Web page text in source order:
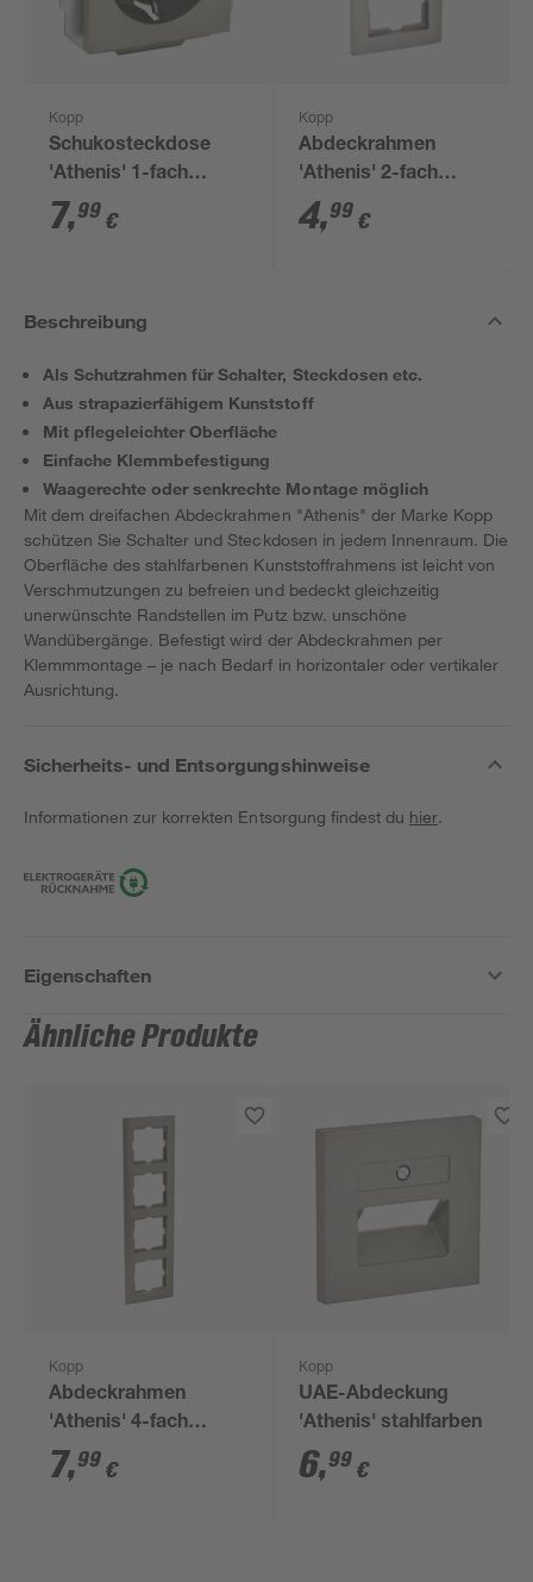
Kopp
Schukosteckdose
'Athenis' 1-fach
stahlfarben
7,99 €
Kopp
Abdeckrahmen
'Athenis' 2-fach
stahlfarben
4,99 €
Beschreibung
Als Schutzrahmen für Schalter, Steckdosen etc.
Aus strapazierfähigem Kunststoff
Mit pflegeleichter Oberfläche
Einfache Klemmbefestigung
Waagerechte oder senkrechte Montage möglich
Mit dem dreifachen Abdeckrahmen "Athenis" der Marke Kopp
schützen Sie Schalter und Steckdosen in jedem Innenraum. Die
Oberfläche des stahlfarbenen Kunststoffrahmens ist leicht von
Verschmutzungen zu befreien und bedeckt gleichzeitig
unerwünschte Randstellen im Putz bzw. unschöne
Wandübergänge. Befestigt wird der Abdeckrahmen per
Klemmmontage – je nach Bedarf in horizontaler oder vertikaler
Ausrichtung.
Sicherheits- und Entsorgungshinweise
Informationen zur korrekten Entsorgung findest du hier.
Eigenschaften
Ähnliche Produkte
Kopp
Abdeckrahmen
'Athenis' 4-fach
stahlfarben
7,99 €
Kopp
UAE-Abdeckung
'Athenis' stahlfarben
6,99 €